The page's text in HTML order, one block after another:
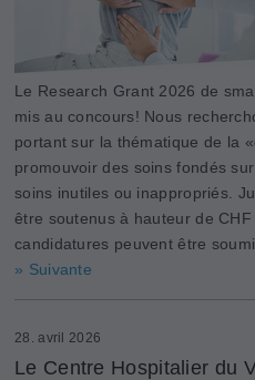
Le Research Grant 2026 de
mis au concours! Nous
portant sur la thématique de la
promouvoir des soins fondés
soins inutiles ou inappropriés.
être soutenus à hauteur de
candidatures peuvent être
» Suivante
28. avril 2026
Le Centre Hospitalier du